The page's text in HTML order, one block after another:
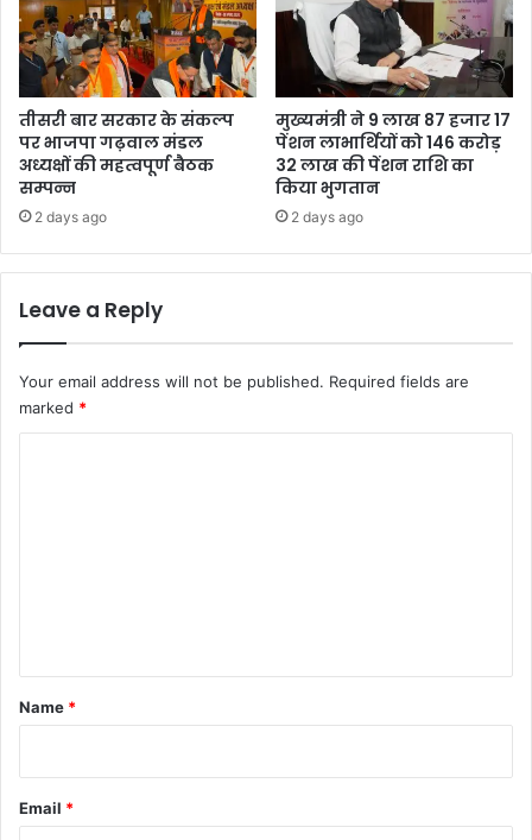
तीसरी बार सरकार के संकल्प
पर भाजपा गढ़वाल मंडल
अध्यक्षों की महत्वपूर्ण बैठक
सम्पन्न
2 days ago
मुख्यमंत्री ने 9 लाख 87 हजार 17
पेंशन लाभार्थियों को 146 करोड़
32 लाख की पेंशन राशि का
किया भुगतान
2 days ago
Leave a Reply
Your email address will not be published. Required fields are
marked *
*
Name *
Email *